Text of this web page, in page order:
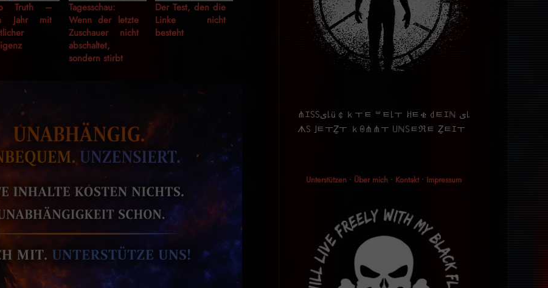
Truth –
Jahr mit
Tagesschau:
Wenn der letzte
Zuschauer nicht
abschaltet,
sondern stirbt
Der Test, den die
Linke nicht
besteht
⋔ｴ꒚꒚ﻯ꒒ü￠ｋￓﾼ ꒳ﾼ꒒ￓ ꎧﾼቄ ꒯ﾼｴℕ ﻯ꒒
ᗑ꒚ ｣ﾼￓẔￓ ｋꑙ⋔⋔ￓ ꒤ℕ꒚ﾼℜﾼ Ẕﾼｴￓ
Unterstützen• Über mich• Kontakt• Impressum